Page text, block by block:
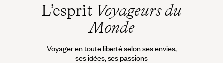
L’esprit Voyageurs du
Monde
Voyager en toute liberté selon ses envies,
ses idées, ses passions